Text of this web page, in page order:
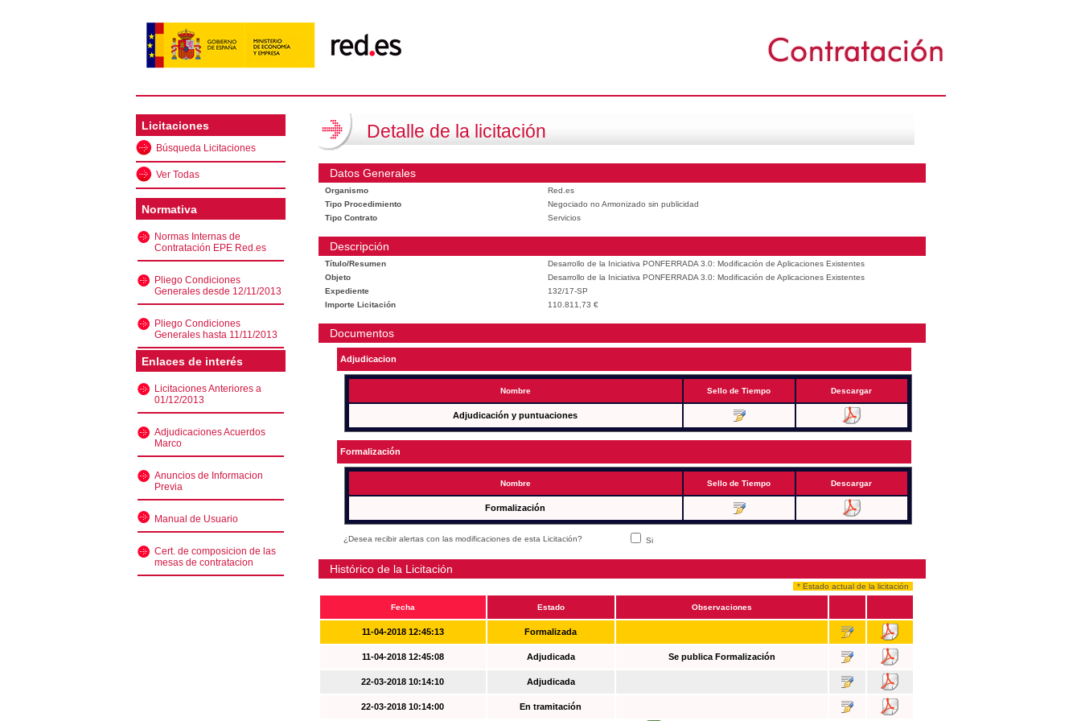
Licitaciones
Búsqueda Licitaciones
Ver Todas
Normativa
Normas Internas de
Contratación EPE Red.es
Pliego Condiciones
Generales desde 12/11/2013
Pliego Condiciones
Generales hasta 11/11/2013
Enlaces de interés
Licitaciones Anteriores a
01/12/2013
Adjudicaciones Acuerdos
Marco
Anuncios de Informacion
Previa
Manual de Usuario
Cert. de composicion de las
mesas de contratacion
Detalle de la licitación
Datos Generales
Organismo
Red.es
Tipo Procedimiento
Negociado no Armonizado sin publicidad
Tipo Contrato
Servicios
Descripción
Título/Resumen
Desarrollo de la Iniciativa PONFERRADA 3.0: Modificación de Aplicaciones Existentes
Objeto
Desarrollo de la Iniciativa PONFERRADA 3.0: Modificación de Aplicaciones Existentes
Expediente
132/17-SP
Importe Licitación
110.811,73 €
Documentos
Adjudicacion
Nombre Sello de Tiempo Descargar
Adjudicación y puntuaciones
Formalización
Nombre Sello de Tiempo Descargar
Formalización
¿Desea recibir alertas con las modificaciones de esta Licitación? Si
Histórico de la Licitación
* Estado actual de la licitación
Fecha Estado Observaciones
11-04-2018 12:45:13 Formalizada
11-04-2018 12:45:08 Adjudicada Se publica Formalización
22-03-2018 10:14:10 Adjudicada
22-03-2018 10:14:00 En tramitación